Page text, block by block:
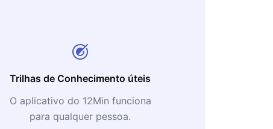
Trilhas de Conhecimento úteis
O aplicativo do 12Min funciona
para qualquer pessoa.